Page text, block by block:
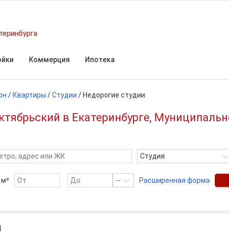
Коммерция Ипотека
/ Квартиры /Студии / Недорогие студии
в Екатеринбурге,
Студия
м² -- Расширенная форма